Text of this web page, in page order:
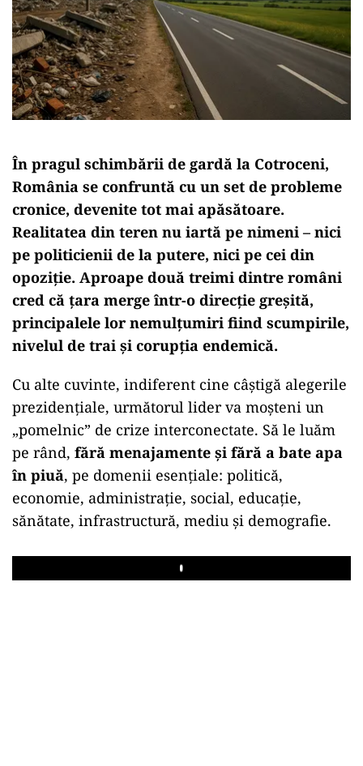
În pragul schimbării de gardă la Cotroceni,
România se confruntă cu un set de probleme
cronice, devenite tot mai apăsătoare.
Realitatea din teren nu iartă pe nimeni – nici
pe politicienii de la putere, nici pe cei din
opoziție. Aproape două treimi dintre români
cred că țara merge într-o direcție greșită,
principalele lor nemulțumiri fiind scumpirile,
nivelul de trai și corupția endemică.
Cu alte cuvinte, indiferent cine câștigă alegerile
prezidențiale, următorul lider va moșteni un
„pomelnic” de crize interconectate. Să le luăm
pe rând, fără menajamente și fără a bate apa
în piuă, pe domenii esențiale: politică,
economie, administrație, social, educație,
sănătate, infrastructură, mediu și demografie.
Play